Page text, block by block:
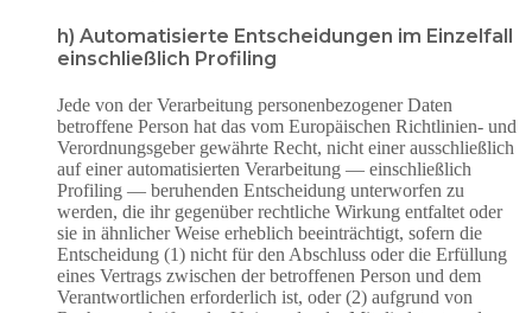
h) Automatisierte Entscheidungen im Einzelfall
einschließlich Profiling
Jede von der Verarbeitung personenbezogener Daten
betroffene Person hat das vom Europäischen Richtlinien- und
Verordnungsgeber gewährte Recht, nicht einer ausschließlich
auf einer automatisierten Verarbeitung — einschließlich
Profiling — beruhenden Entscheidung unterworfen zu
werden, die ihr gegenüber rechtliche Wirkung entfaltet oder
sie in ähnlicher Weise erheblich beeinträchtigt, sofern die
Entscheidung (1) nicht für den Abschluss oder die Erfüllung
eines Vertrags zwischen der betroffenen Person und dem
Verantwortlichen erforderlich ist, oder (2) aufgrund von